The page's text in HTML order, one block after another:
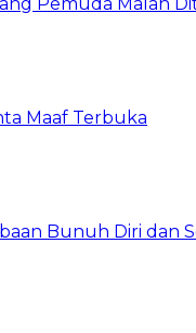
Maaf Terbuka
Bunuh Diri dan